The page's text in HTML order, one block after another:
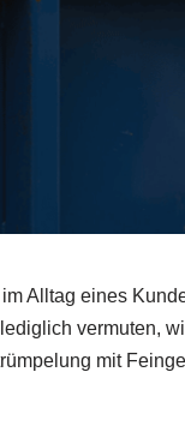
Alltag eines
vermuten,
mit